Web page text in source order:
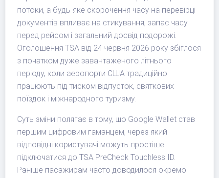
потоки, а будь-яке скорочення часу на перевірці
документів впливає на стикування, запас часу
перед рейсом і загальний досвід подорожі.
Оголошення TSA від 24 червня 2026 року збіглося
з початком дуже завантаженого літнього
періоду, коли аеропорти США традиційно
працюють під тиском відпусток, святкових
поїздок і міжнародного туризму.
Суть зміни полягає в тому, що Google Wallet став
першим цифровим гаманцем, через який
відповідні користувачі можуть простіше
підключатися до TSA PreCheck Touchless ID.
Раніше пасажирам часто доводилося окремо